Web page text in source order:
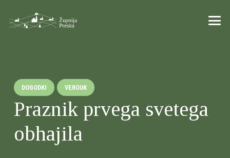
DOGODKI VEROUK
Praznik prvega svetega
obhajila